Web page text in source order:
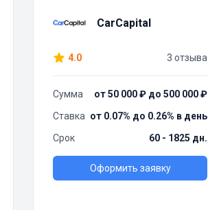
CarCapital
4.0 3 отзыва
Сумма
от 50 000 ₽ до 500 000 ₽
Ставка от 0.07% до 0.26% в день
Срок
60 - 1825 дн.
Оформить заявку